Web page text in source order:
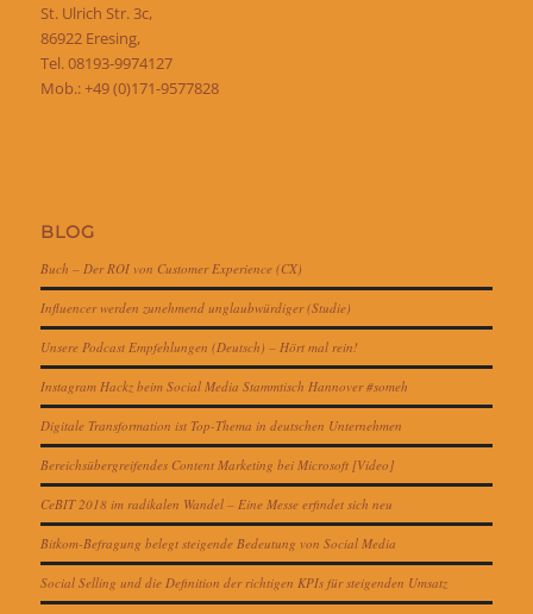
St. Ulrich Str. 3c,
86922 Eresing,
Tel. 08193-9974127
Mob.: +49 (0)171-9577828
BLOG
Buch – Der ROI von Customer Experience (CX)
Influencer werden zunehmend unglaubwürdiger (Studie)
Unsere Podcast Empfehlungen (Deutsch) – Hört mal rein!
Instagram Hackz beim Social Media Stammtisch Hannover #someh
Digitale Transformation ist Top-Thema in deutschen Unternehmen
Bereichsübergreifendes Content Marketing bei Microsoft [Video]
CeBIT 2018 im radikalen Wandel – Eine Messe erfindet sich neu
Bitkom-Befragung belegt steigende Bedeutung von Social Media
Social Selling und die Definition der richtigen KPIs für steigenden Umsatz